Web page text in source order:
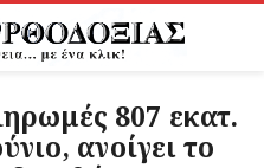
807 εκατ.
ανοίγει το